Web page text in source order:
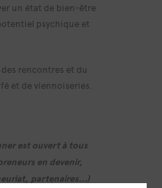
un état de bien-être
psychique et
rencontres et du
et de viennoiseries.
est ouvert à tous
en devenir,
partenaires…)